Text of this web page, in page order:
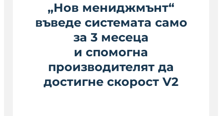
„Нов мениджмънт“
въведе системата само
за 3 месеца
и спомогна
производителят да
достигне скорост V2